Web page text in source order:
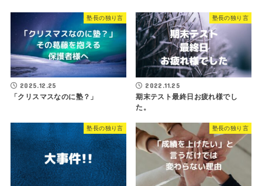
塾長の独り言
2025.12.25
「クリスマスなのに塾？」
塾長の独り言
2022.11.25
期末テスト最終日お疲れ様でし
た。
塾長の独り言 塾長の独り言